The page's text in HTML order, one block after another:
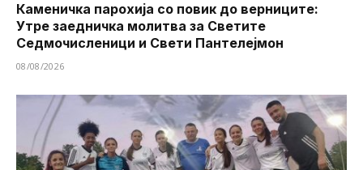
Каменичка парохија со повик до верниците:
Утре заедничка молитва за Светите
Седмочисленици и Свети Пантелејмон
08/08/2026